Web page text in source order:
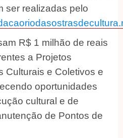
ser realizadas pelo
R$ 1 milhão de reais
a Projetos
Culturais e Coletivos e
oportunidades
cultural e de
de Pontos de